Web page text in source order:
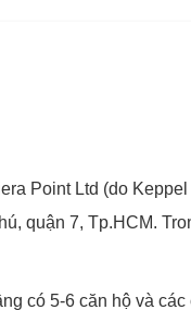
Point Ltd (do
quận 7, Tp.HCM.
có 5-6 căn hộ và